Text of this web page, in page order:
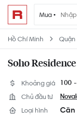
Mua •
Hồ Chí Minh Quận
Soho Residence
Khoảng giá 100
Chủ đầu tư
Loại hình Căn